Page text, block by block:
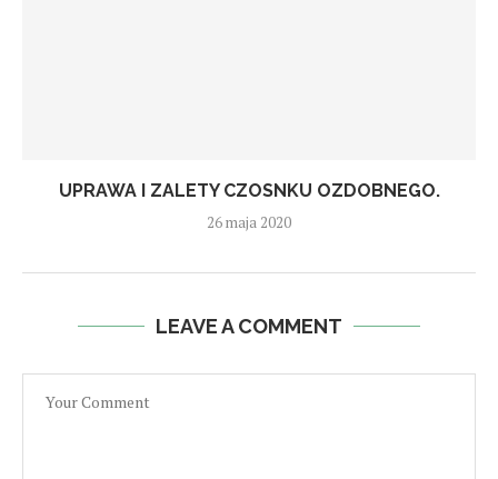
UPRAWA I ZALETY CZOSNKU OZDOBNEGO.
26 maja 2020
LEAVE A COMMENT